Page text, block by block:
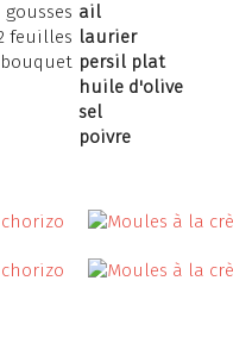
gousses
feuilles
ail
laurier
persil plat
huile d'olive
sel
poivre